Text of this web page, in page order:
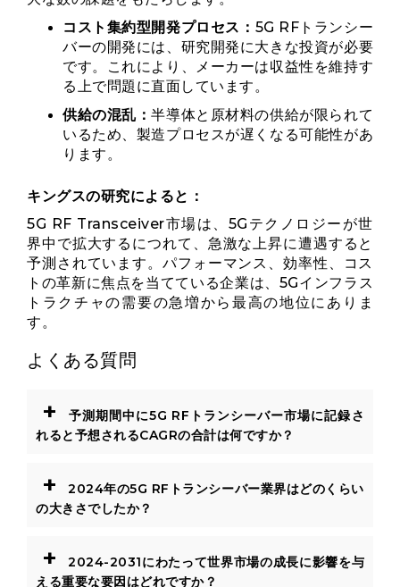
コスト集約型開発プロセス： 5G RFトランシー
バーの開発には、研究開発に大きな投資が必要
です。これにより、メーカーは収益性を維持す
る上で問題に直面しています。
供給の混乱：半導体と原材料の供給が限られて
いるため、製造プロセスが遅くなる可能性があ
ります。
キングスの研究によると：
5G RF Transceiver市場は、5Gテクノロジーが世
界中で拡大するにつれて、急激な上昇に遭遇すると
予測されています。パフォーマンス、効率性、コス
トの革新に焦点を当てている企業は、5Gインフラス
トラクチャの需要の急増から最高の地位にありま
す。
よくある質問
+
予測期間中に5G RFトランシーバー市場に記録さ
れると予想されるCAGRの合計は何ですか？
+
2024年の5G RFトランシーバー業界はどのくらい
の大きさでしたか？
+
2024-2031にわたって世界市場の成長に影響を与
える重要な要因はどれですか？